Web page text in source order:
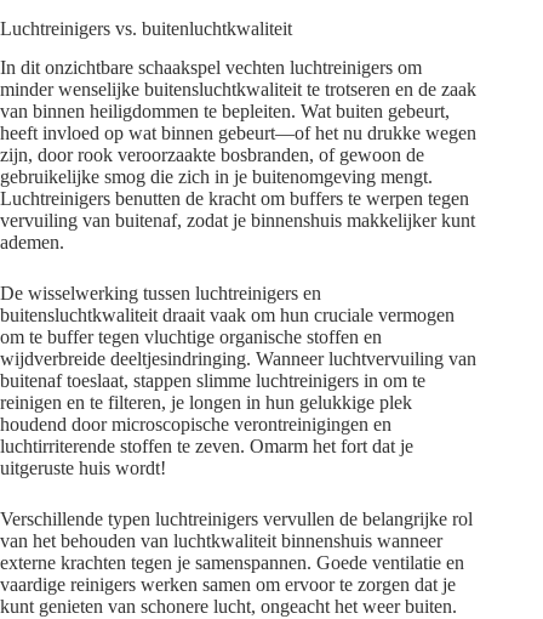
Luchtreinigers vs. buitenluchtkwaliteit
In dit onzichtbare schaakspel vechten luchtreinigers om
minder wenselijke buitensluchtkwaliteit te trotseren en de zaak
van binnen heiligdommen te bepleiten. Wat buiten gebeurt,
heeft invloed op wat binnen gebeurt—of het nu drukke wegen
zijn, door rook veroorzaakte bosbranden, of gewoon de
gebruikelijke smog die zich in je buitenomgeving mengt.
Luchtreinigers benutten de kracht om buffers te werpen tegen
vervuiling van buitenaf, zodat je binnenshuis makkelijker kunt
ademen.
De wisselwerking tussen luchtreinigers en
buitensluchtkwaliteit draait vaak om hun cruciale vermogen
om te buffer tegen vluchtige organische stoffen en
wijdverbreide deeltjesindringing. Wanneer luchtvervuiling van
buitenaf toeslaat, stappen slimme luchtreinigers in om te
reinigen en te filteren, je longen in hun gelukkige plek
houdend door microscopische verontreinigingen en
luchtirriterende stoffen te zeven. Omarm het fort dat je
uitgeruste huis wordt!
Verschillende typen luchtreinigers vervullen de belangrijke rol
van het behouden van luchtkwaliteit binnenshuis wanneer
externe krachten tegen je samenspannen. Goede ventilatie en
vaardige reinigers werken samen om ervoor te zorgen dat je
kunt genieten van schonere lucht, ongeacht het weer buiten.